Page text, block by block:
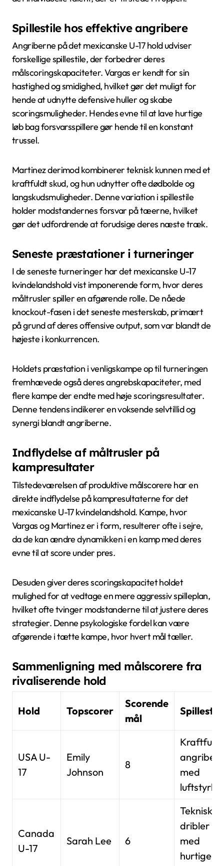
Spillestile hos effektive angribere
Angriberne på det mexicanske U-17 hold udviser
forskellige spillestile, der forbedrer deres
målscoringskapaciteter. Vargas er kendt for sin
hastighed og smidighed, hvilket gør det muligt for
hende at udnytte defensive huller og skabe
scoringsmuligheder. Hendes evne til at lave hurtige
løb bag forsvarsspillere gør hende til en konstant
trussel.
Martinez derimod kombinerer teknisk kunnen med et
kraftfuldt skud, og hun udnytter ofte dødbolde og
langskudsmuligheder. Denne variation i spillestile
holder modstandernes forsvar på tæerne, hvilket
gør det udfordrende at forudsige deres næste træk.
Seneste præstationer i turneringer
I de seneste turneringer har det mexicanske U-17
kvindelandshold vist imponerende form, hvor deres
måltrusler spiller en afgørende rolle. De nåede
knockout-fasen i det seneste mesterskab, primært
på grund af deres offensive output, som var blandt de
højeste i konkurrencen.
Holdets præstation i venligskampe op til turneringen
fremhævede også deres angrebskapaciteter, med
flere kampe der endte med høje scoringsresultater.
Denne tendens indikerer en voksende selvtillid og
synergi blandt angriberne.
Indflydelse af måltrusler på
kampresultater
Tilstedeværelsen af produktive målscorere har en
direkte indflydelse på kampresultaterne for det
mexicanske U-17 kvindelandshold. Kampe, hvor
Vargas og Martinez er i form, resulterer ofte i sejre,
da de kan ændre dynamikken i en kamp med deres
evne til at score under pres.
Desuden giver deres scoringskapacitet holdet
mulighed for at vedtage en mere aggressiv spilleplan,
hvilket ofte tvinger modstanderne til at justere deres
strategier. Denne psykologiske fordel kan være
afgørende i tætte kampe, hvor hvert mål tæller.
Sammenligning med målscorere fra
rivaliserende hold
Hold Topscorer
Scorende
mål
Spillestil
USA U-
17
Emily
Johnson
8
Kraftfuld
angriber
med
luftstyrke
Canada
U-17
Sarah Lee 6
Teknisk
dribler
med
hurtige